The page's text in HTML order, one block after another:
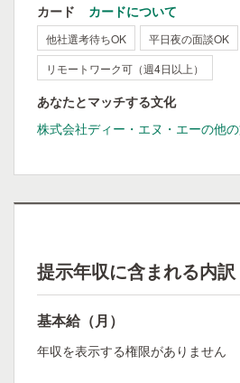
カード カードについて
他社選考待ちOK 平日夜の面談OK
リモートワーク可（週4日以上）
あなたとマッチする文化
株式会社ディー・エヌ・エーの他
提示年収に含まれる内訳
基本給（月）
年収を表示する権限がありません